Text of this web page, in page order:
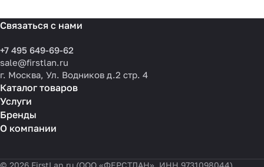
Связаться с нами
+7 495 649-69-62
sale@firstlan.ru
г. Москва, Ул. Водников д.2 стр. 4
Каталог товаров
Услуги
Бренды
О компании
© 2026 FirstLan.ru (ООО «ФЕРСТЛАН», ИНН 9731098044)